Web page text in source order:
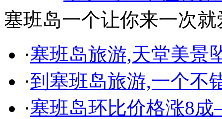
塞班岛一个让你来一次
·塞班岛旅游,天堂美景
·到塞班岛旅游,一个不
·塞班岛环比价格涨8